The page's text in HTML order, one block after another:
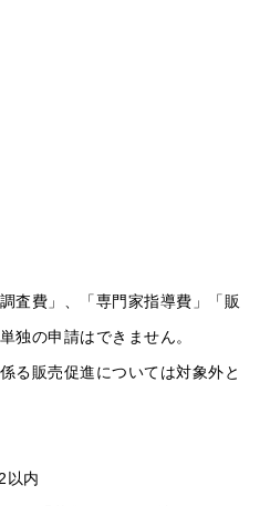
査費」、「専門家指導費」「販
独の申請はできません。
る販売促進については対象外と
以内